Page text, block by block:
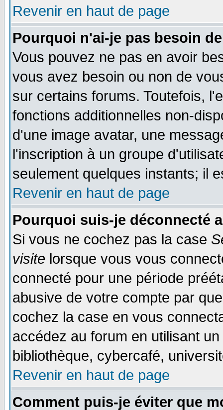
Revenir en haut de page
Pourquoi n'ai-je pas besoin
Vous pouvez ne pas en avoir
vous avez besoin ou non de
sur certains forums. Toutefois,
fonctions additionnelles non-
d'une image avatar, une
l'inscription à un groupe
seulement quelques instants; il
Revenir en haut de page
Pourquoi suis-je déconnecté
Si vous ne cochez pas la case
visite lorsque vous vous
connecté pour une période
abusive de votre compte par
cochez la case en vous
accédez au forum en utilisant
bibliothèque, cybercafé,
Revenir en haut de page
Comment puis-je éviter que